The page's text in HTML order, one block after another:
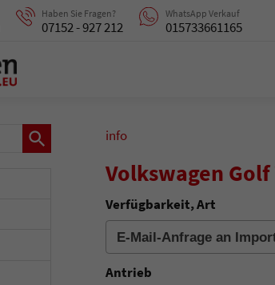
Haben Sie Fragen?
07152 - 927 212
WhatsApp Verkauf
015733661165
info
Volkswagen
Verfügbarkeit, Art
Antrieb